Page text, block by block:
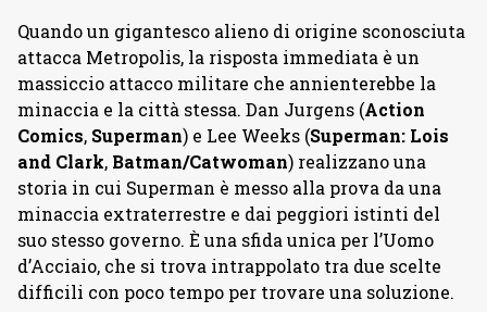
Quando un gigantesco alieno di origine sconosciuta
attacca Metropolis, la risposta immediata è un
massiccio attacco militare che annienterebbe la
minaccia e la città stessa. Dan Jurgens (Action
Comics, Superman) e Lee Weeks (Superman: Lois
and Clark, Batman/Catwoman) realizzano una
storia in cui Superman è messo alla prova da una
minaccia extraterrestre e dai peggiori istinti del
suo stesso governo. È una sfida unica per l’Uomo
d’Acciaio, che si trova intrappolato tra due scelte
difficili con poco tempo per trovare una soluzione.